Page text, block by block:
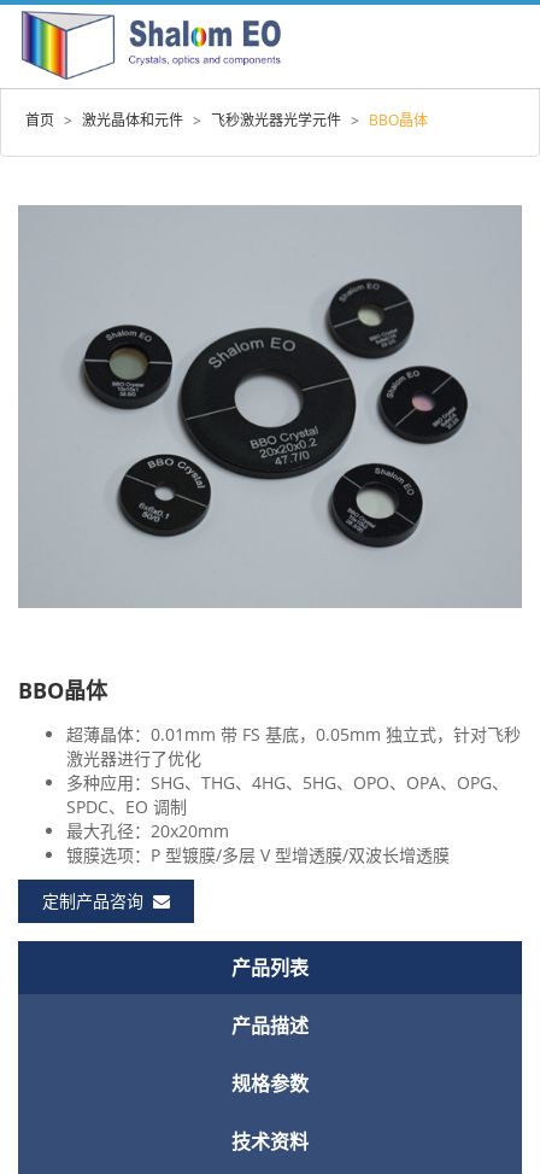
首页 > 激光晶体和元件 > 飞秒激光器光学元件 > BBO晶体
BBO晶体
​​超薄晶体：0.01mm 带 FS 基底，0.05mm 独立式，针对飞秒
激光器进行了优化
​​多种应用：SHG、THG、4HG、5HG、OPO、OPA、OPG、
SPDC、 EO 调制
​​最大孔径：20x20mm
​​镀膜选项：P 型镀膜/多层 V 型增透膜/双波长增透膜
定制产品咨询
产品列表
产品描述
规格参数
技术资料